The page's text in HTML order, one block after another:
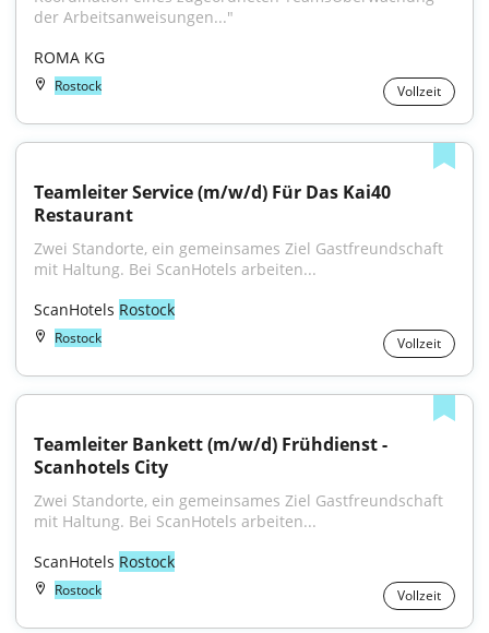
der Arbeitsanweisungen..."
ROMA KG
Rostock Vollzeit
Teamleiter Service (m/w/d) Für Das Kai40
Restaurant
Zwei Standorte, ein gemeinsames Ziel Gastfreundschaft
mit Haltung. Bei ScanHotels arbeiten...
ScanHotels Rostock
Rostock Vollzeit
Teamleiter Bankett (m/w/d) Frühdienst -
Scanhotels City
Zwei Standorte, ein gemeinsames Ziel Gastfreundschaft
mit Haltung. Bei ScanHotels arbeiten...
ScanHotels Rostock
Rostock Vollzeit